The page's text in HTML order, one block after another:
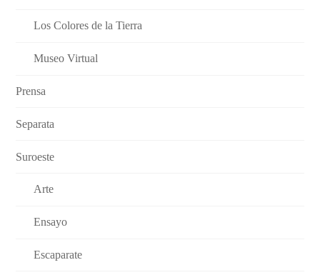
Los Colores de la Tierra
Museo Virtual
Prensa
Separata
Suroeste
Arte
Ensayo
Escaparate